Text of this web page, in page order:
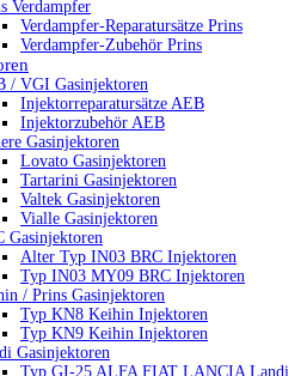
Verdampfer
Verdampfer-Reparatursätze Prins
Verdampfer-Zubehör Prins
/ VGI Gasinjektoren
Injektorreparatursätze AEB
Injektorzubehör AEB
Gasinjektoren
Lovato Gasinjektoren
Tartarini Gasinjektoren
Valtek Gasinjektoren
Vialle Gasinjektoren
Gasinjektoren
Alter Typ IN03 BRC Injektoren
Typ IN03 MY09 BRC Injektoren
/ Prins Gasinjektoren
Typ KN8 Keihin Injektoren
Typ KN9 Keihin Injektoren
Gasinjektoren
Typ GI-25 ALFA FIAT LANCIA Landi